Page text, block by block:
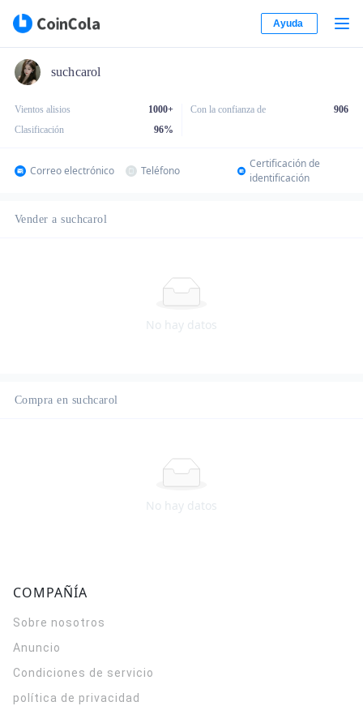
Ayuda
suchcarol
Vientos alisios
1000+
Clasificación
96%
Con la confianza de 906
Correo electrónico Teléfono
Certificación de
identificación
Vender a suchcarol
No hay datos
Compra en suchcarol
No hay datos
COMPAÑÍA
Sobre nosotros
Anuncio
Condiciones de servicio
política de privacidad